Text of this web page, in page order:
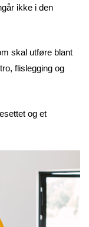
ikke i den
skal utføre blant
flislegging og
og et